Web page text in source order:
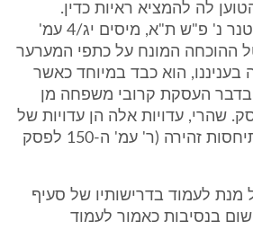
לה להמציא ראיות כדין.
בעמ"ה 110/96, שליטנר נ' פ"ש ת"א, מיסים יג/4 עמ'
נטל ההוכחה המונח על כתפי המערער
בעניננו, הוא כבד במיוחד כאשר
העסקת קרובי משפחה מן
שהרי, עדויות אלה הן עדויות של
בעלי ענין וצריכות התיחסות זהירה (ר' עמ' ה-150 לפסק
מנת לעמוד בדרישותיו של סעיף
בנסיבות כאמור לעמוד